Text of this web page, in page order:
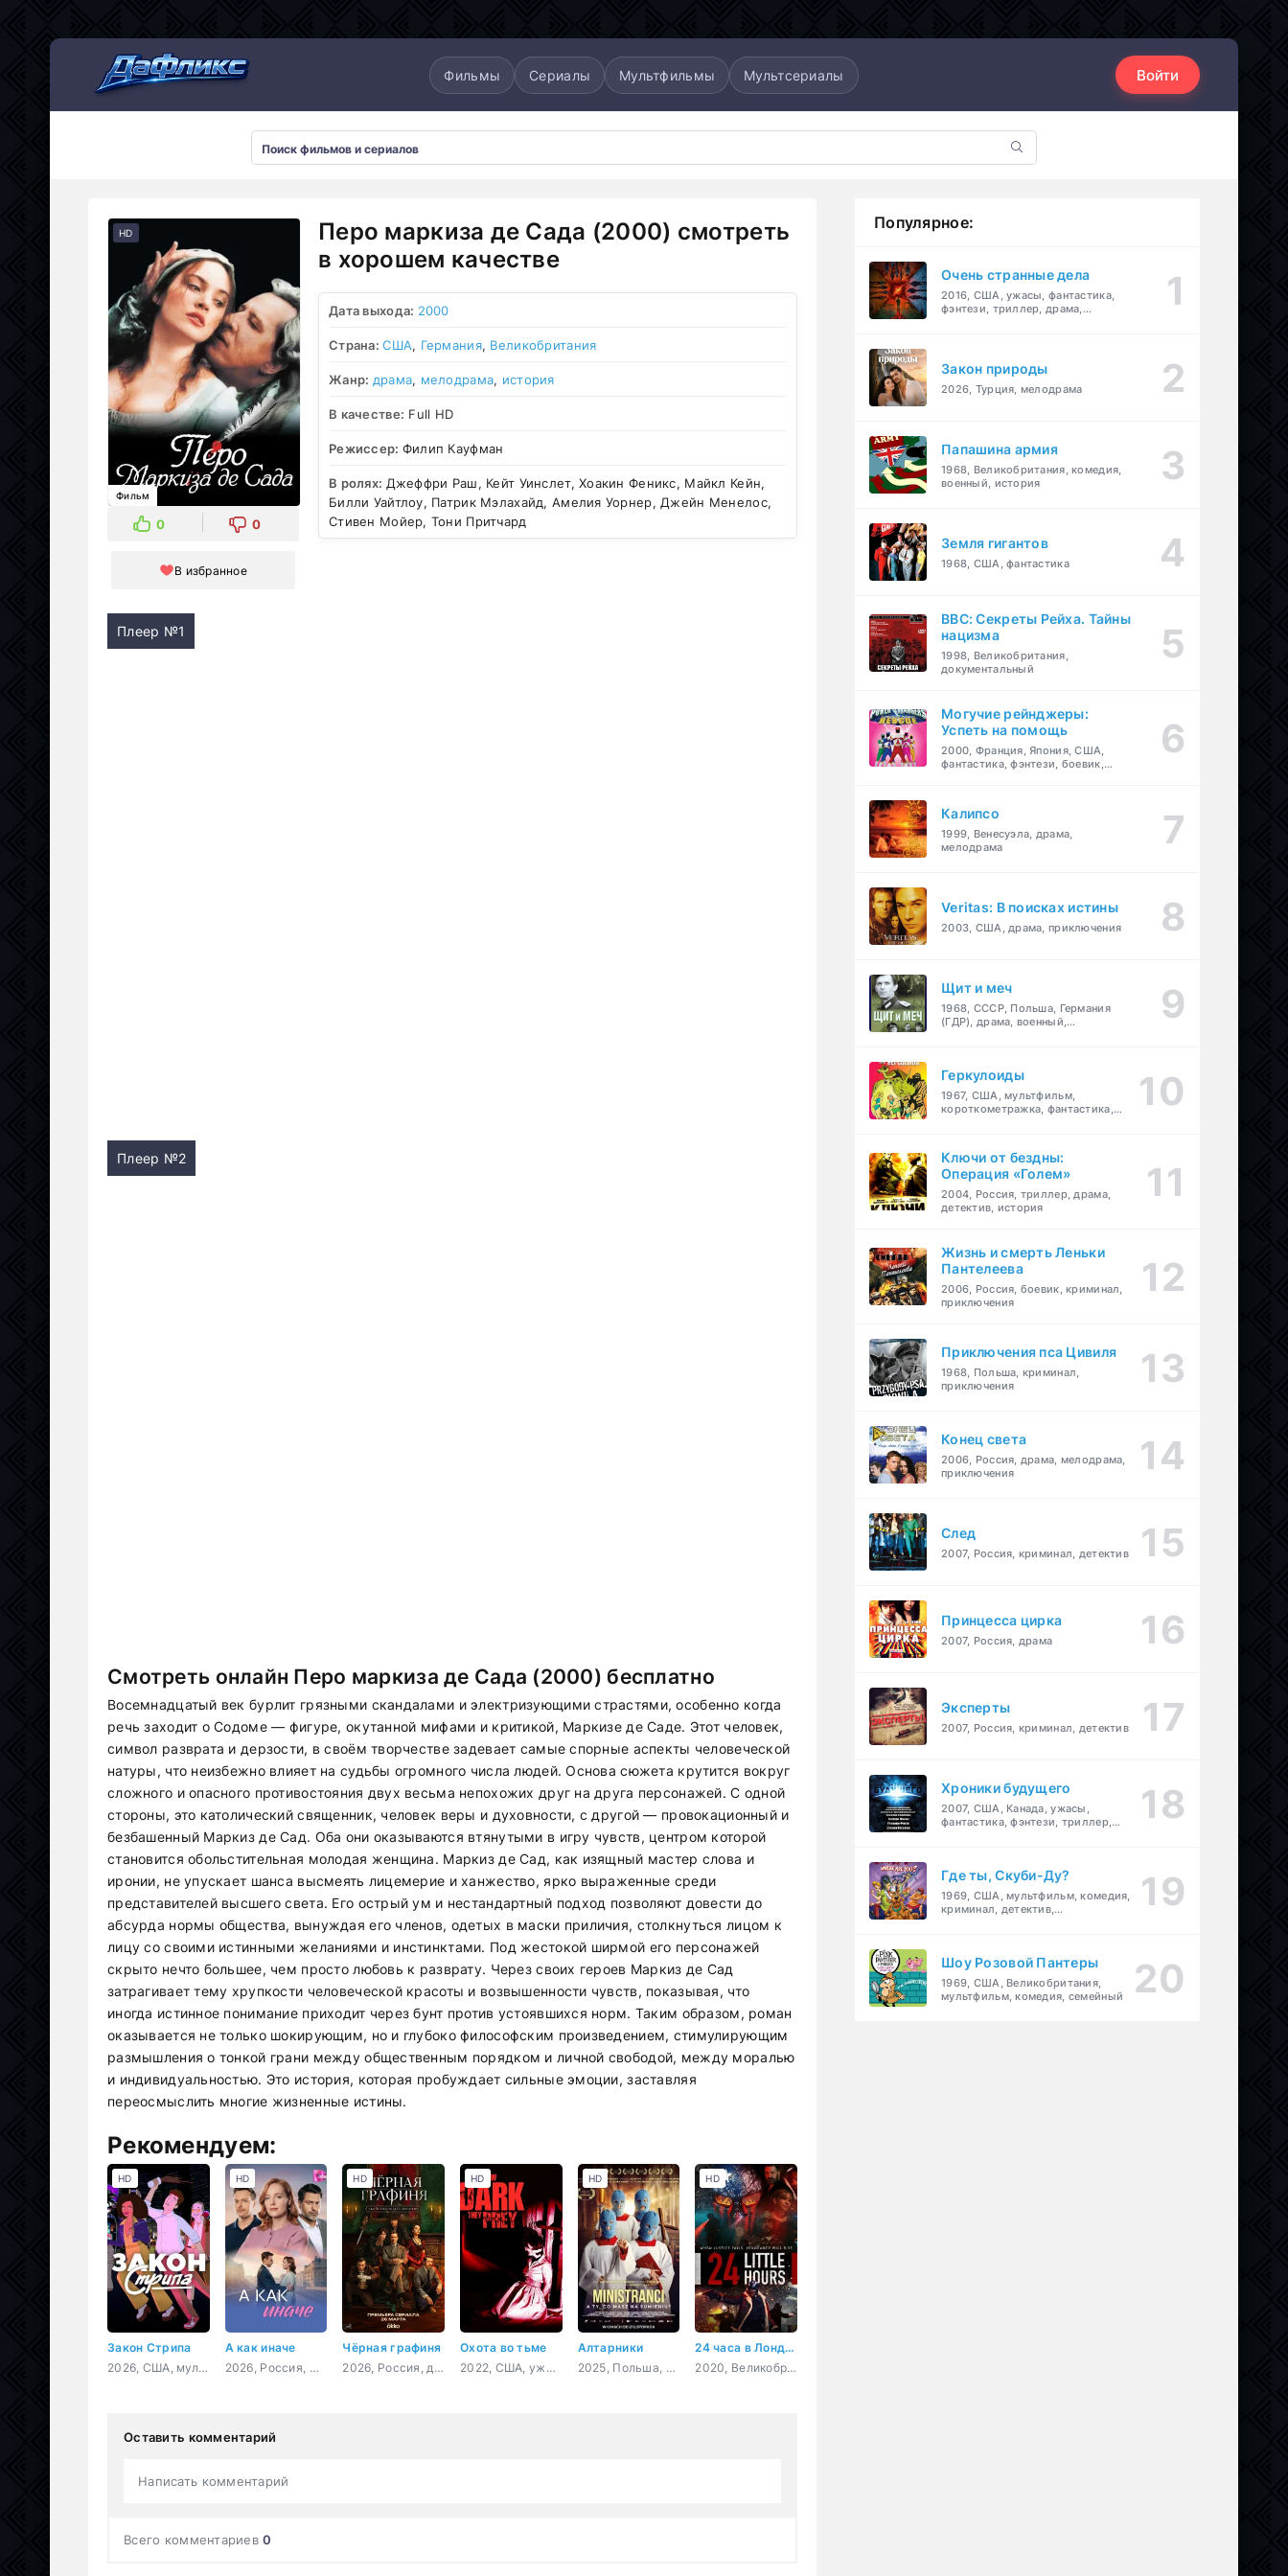
Фильмы Сериалы Мультфильмы Мультсериалы Войти
HD
Фильм
0 0
В избранное
Перо маркиза де Сада (2000) смотреть
в хорошем качестве
Дата выхода: 2000
Страна:США, Германия, Великобритания
Жанр: драма, мелодрама, история
В качестве: Full HD
Режиссер: Филип Кауфман
В ролях: Джеффри Раш, Кейт Уинслет, Хоакин Феникс, Майкл Кейн,
Билли Уайтлоу, Патрик Мэлахайд, Амелия Уорнер, Джейн Менелос,
Стивен Мойер, Тони Притчард
Плеер №1
Плеер №2
Смотреть онлайн Перо маркиза де Сада (2000) бесплатно
Восемнадцатый век бурлит грязными скандалами и электризующими страстями, особенно когда
речь заходит о Содоме — фигуре, окутанной мифами и критикой, Маркизе де Саде. Этот человек,
символ разврата и дерзости, в своём творчестве задевает самые спорные аспекты человеческой
натуры, что неизбежно влияет на судьбы огромного числа людей. Основа сюжета крутится вокруг
сложного и опасного противостояния двух весьма непохожих друг на друга персонажей. С одной
стороны, это католический священник, человек веры и духовности, с другой — провокационный и
безбашенный Маркиз де Сад. Оба они оказываются втянутыми в игру чувств, центром которой
становится обольстительная молодая женщина. Маркиз де Сад, как изящный мастер слова и
иронии, не упускает шанса высмеять лицемерие и ханжество, ярко выраженные среди
представителей высшего света. Его острый ум и нестандартный подход позволяют довести до
абсурда нормы общества, вынуждая его членов, одетых в маски приличия, столкнуться лицом к
лицу со своими истинными желаниями и инстинктами. Под жестокой ширмой его персонажей
скрыто нечто большее, чем просто любовь к разврату. Через своих героев Маркиз де Сад
затрагивает тему хрупкости человеческой красоты и возвышенности чувств, показывая, что
иногда истинное понимание приходит через бунт против устоявшихся норм. Таким образом, роман
оказывается не только шокирующим, но и глубоко философским произведением, стимулирующим
размышления о тонкой грани между общественным порядком и личной свободой, между моралью
и индивидуальностью. Это история, которая пробуждает сильные эмоции, заставляя
переосмыслить многие жизненные истины.
Рекомендуем:
Закон Стрипа
2026, США, мультфильм, комедия
HD
А как иначе
2026, Россия, мелодрама
HD
Чёрная графиня
2026, Россия, детектив, триллер
HD
Охота во тьме
2022, США, ужасы
HD
Алтарники
2025, Польша, драма, комедия
HD
24 часа в Лондоне
2020, Великобритания, боевик, триллер, драма, криминал
HD
Оставить комментарий
Написать комментарий
Всего комментариев0
Популярное:
Очень странные дела
2016, США, ужасы, фантастика,
фэнтези, триллер, драма,
Закон природы
2026, Турция, мелодрама
Папашина армия
1968, Великобритания, комедия,
военный, история
Земля гигантов
1968, США, фантастика
BBC: Секреты Рейха. Тайны
нацизма
1998, Великобритания,
документальный
Могучие рейнджеры:
Успеть на помощь
2000, Франция, Япония, США,
фантастика, фэнтези, боевик,
Калипсо
1999, Венесуэла, драма,
мелодрама
Veritas: В поисках истины
2003, США, драма, приключения
Щит и меч
1968, СССР, Польша, Германия
(ГДР), драма, военный,
Геркулоиды
1967, США, мультфильм,
короткометражка, фантастика,
Ключи от бездны:
Операция «Голем»
2004, Россия, триллер, драма,
детектив, история
Жизнь и смерть Леньки
Пантелеева
2006, Россия, боевик, криминал,
приключения
Приключения пса Цивиля
1968, Польша, криминал,
приключения
Конец света
2006, Россия, драма, мелодрама,
приключения
След
2007, Россия, криминал, детектив
Принцесса цирка
2007, Россия, драма
Эксперты
2007, Россия, криминал, детектив
Хроники будущего
2007, США, Канада, ужасы,
фантастика, фэнтези, триллер,
Где ты, Скуби-Ду?
1969, США, мультфильм, комедия,
криминал, детектив,
Шоу Розовой Пантеры
1969, США, Великобритания,
мультфильм, комедия, семейный
Мультсериалы